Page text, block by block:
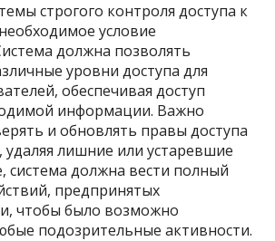
строгого контроля доступа к
условие
должна позволять
уровни доступа для
обеспечивая доступ
информации. Важно
и обновлять правы доступа
удаляя лишние или устаревшие
система должна вести полный
предпринятых
чтобы было возможно
подозрительные активности.